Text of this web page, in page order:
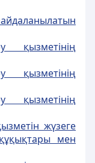
қызметiнiң
қызметiнiң
қызметiнiң
жүзеге
мен